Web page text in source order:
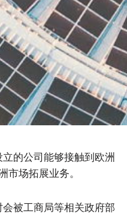
的公司能够接触到欧洲
市场拓展业务。
被工商局等相关政府部